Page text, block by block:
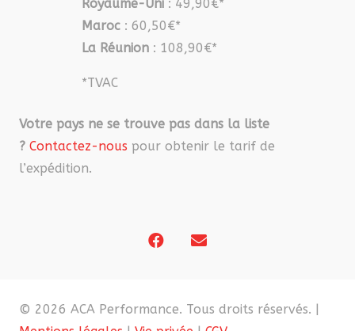
Royaume-Uni : 49,90€*
Maroc : 60,50€*
La Réunion : 108,90€*
*TVAC
Votre pays ne se trouve pas dans la liste
? Contactez-nous pour obtenir le tarif de
l’expédition.
© 2026 ACA Performance. Tous droits réservés. |